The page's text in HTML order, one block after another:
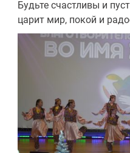
Будьте счастливы и
царит мир, покой и